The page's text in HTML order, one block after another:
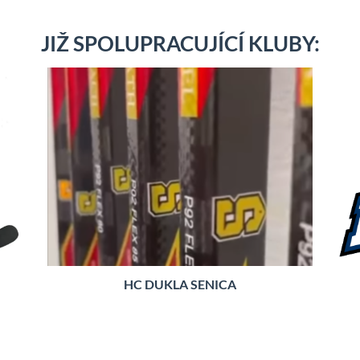
JIŽ SPOLUPRACUJÍCÍ KLUBY:
HC DUKLA SENICA